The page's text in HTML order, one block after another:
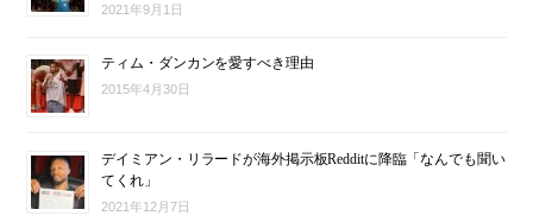
2021年9月1日
ティム・ダンカンを愛すべき理由
2015年4月30日
デイミアン・リラードが海外掲示板Redditに降臨「なんでも聞い
てくれ」
2021年12月7日